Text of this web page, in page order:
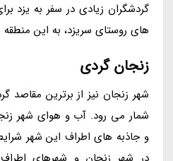
گردشگران زیادی در سفر به یزد
های روستای سریزد، به این منطقه
زنجان گردی
شهر زنجان نیز از برترین مقاصد
شمار می رود. آب و هوای شهر
و جاذبه های اطراف این شهر